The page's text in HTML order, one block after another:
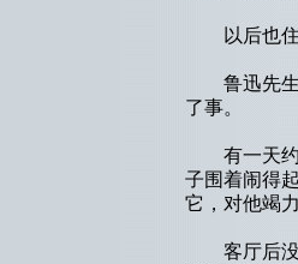
以后也住
鲁迅先生
了事。
有一天约
子围着闹得
它，对他竭
客厅后没